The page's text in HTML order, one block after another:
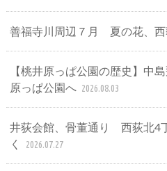
善福寺川周辺７月 夏の花、西
【桃井原っぱ公園の歴史】中
原っぱ公園へ 2026.08.03
井荻会館、骨董通り 西荻北4
く
2026.07.27